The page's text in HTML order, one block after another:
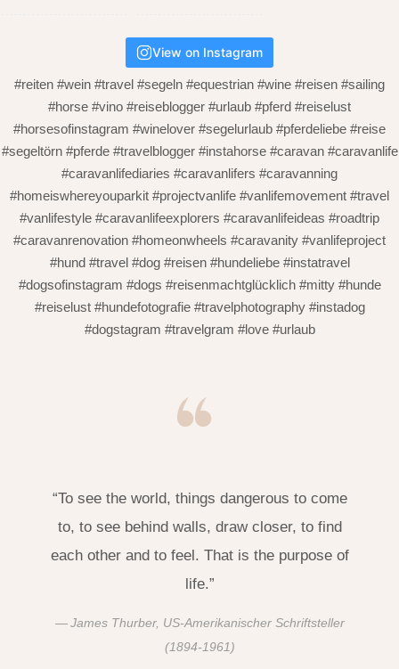
View on Instagram
#reiten #wein #travel #segeln #equestrian #wine #reisen #sailing
#horse #vino #reiseblogger #urlaub #pferd #reiselust
#horsesofinstagram #winelover #segelurlaub #pferdeliebe #reise
#segeltörn #pferde #travelblogger #instahorse #caravan #caravanlife
#caravanlifediaries #caravanlifers #caravanning
#homeiswhereyouparkit #projectvanlife #vanlifemovement #travel
#vanlifestyle #caravanlifeexplorers #caravanlifeideas #roadtrip
#caravanrenovation #homeonwheels #caravanity #vanlifeproject
#hund #travel #dog #reisen #hundeliebe #instatravel
#dogsofinstagram #dogs #reisenmachtglücklich #mitty #hunde
#reiselust #hundefotografie #travelphotography #instadog
#dogstagram #travelgram #love #urlaub
“To see the world, things dangerous to come
to, to see behind walls, draw closer, to find
each other and to feel. That is the purpose of
life.”
James Thurber, US-Amerikanischer Schriftsteller
(1894-1961)